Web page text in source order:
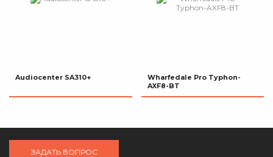
Audiocenter SA310+
Wharfedale Pro Typhon-
AXF8-BT
ЗАДАТЬ ВОПРОС